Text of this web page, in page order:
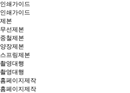
인쇄가이드
인쇄가이드
제본
무선제본
중철제본
양장제본
스프링제본
촬영대행
촬영대행
홈페이지제작
홈페이지제작